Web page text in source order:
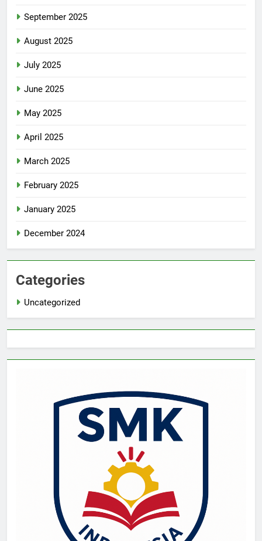
September 2025
August 2025
July 2025
June 2025
May 2025
April 2025
March 2025
February 2025
January 2025
December 2024
Categories
Uncategorized